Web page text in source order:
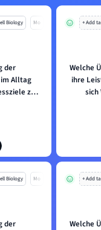
Biology Mo
der
Alltag
zu
+ Add
Welche
ihre
Biology Mo
der
+ Add
Welche